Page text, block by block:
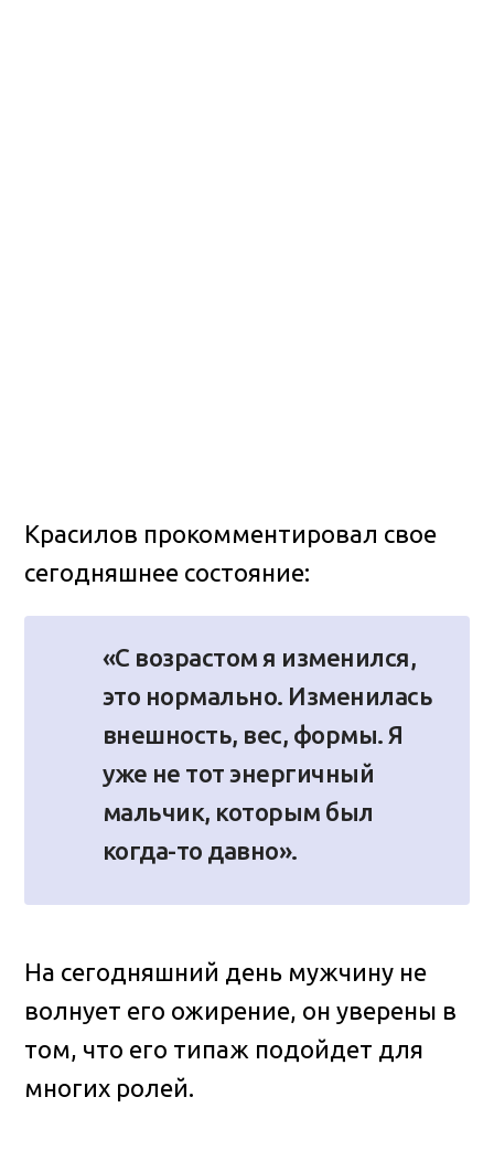
Красилов прокомментировал свое
сегодняшнее состояние:
«С возрастом я изменился,
это нормально. Изменилась
внешность, вес, формы. Я
уже не тот энергичный
мальчик, которым был
когда-то давно».
На сегодняшний день мужчину не
волнует его ожирение, он уверены в
том, что его типаж подойдет для
многих ролей.